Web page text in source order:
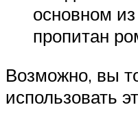
основном
пропитан
Возможно, вы
использовать